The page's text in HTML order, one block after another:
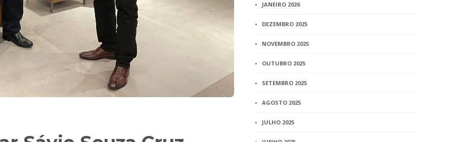
JANEIRO 2026
DEZEMBRO 2025
NOVEMBRO 2025
OUTUBRO 2025
SETEMBRO 2025
AGOSTO 2025
JULHO 2025